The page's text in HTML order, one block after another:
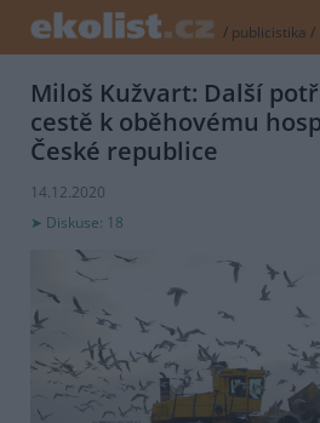
/ publicistika /
Miloš Kužvart: Další
cestě k oběhovému
České republice
14.12.2020
Diskuse: 18